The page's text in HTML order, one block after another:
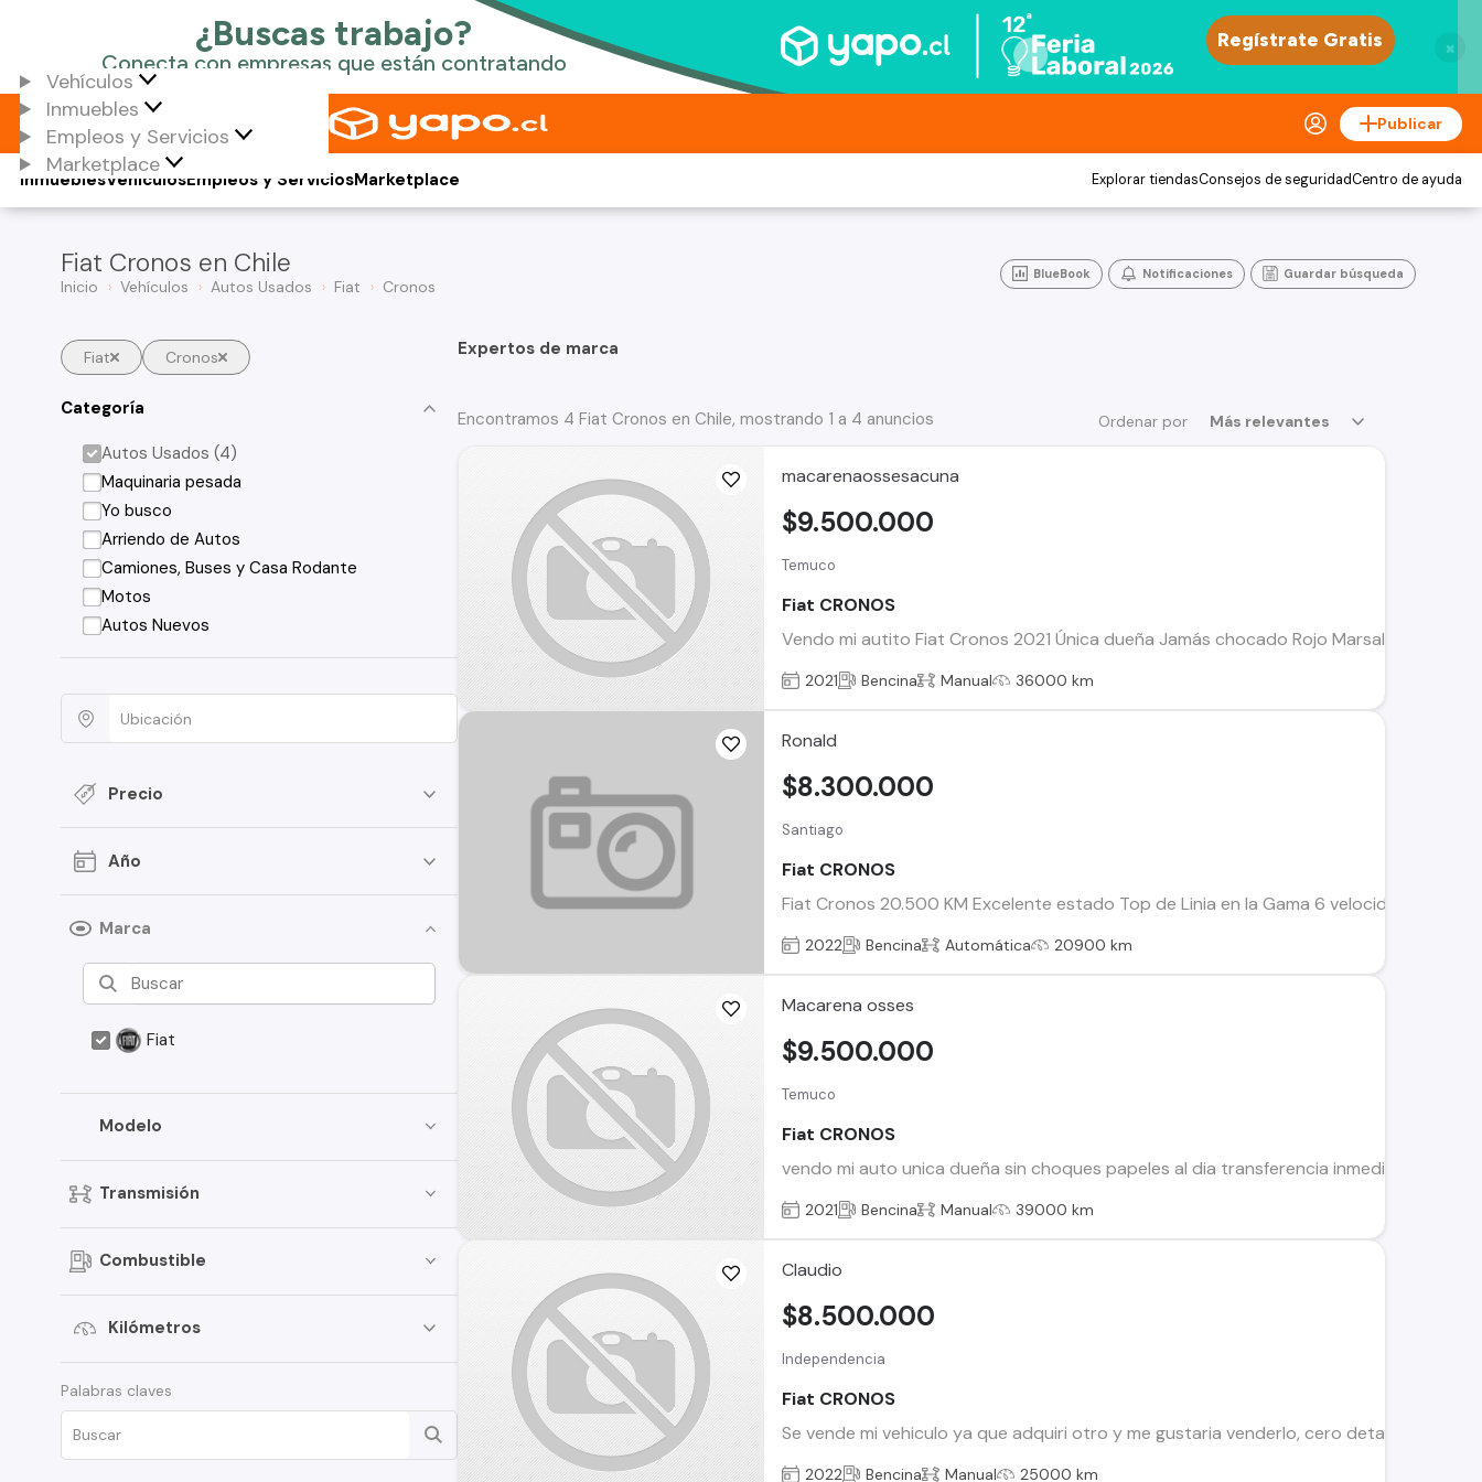
×
Vehículos
Inmuebles
Empleos y Servicios
Marketplace
Publicar
Vehículos
Inmuebles Empleos y ServiciosMarketplace Explorar tiendasConsejos de seguridadCentro de ayuda
Fiat Cronos en Chile
Inicio Vehículos Autos Usados Fiat Cronos
BlueBook Notificaciones Guardar búsqueda
Fiat Cronos
Categoría
Autos Usados (4)
Maquinaria pesada
Yo busco
Arriendo de Autos
Camiones, Buses y Casa Rodante
Motos
Autos Nuevos
Precio
Año
Marca
Fiat
Modelo
Transmisión
Combustible
Kilómetros
Palabras claves
Expertos de marca
Ordenar por Más relevantes
Encontramos 4 Fiat Cronos en Chile, mostrando 1 a 4 anuncios
macarenaossesacuna
Temuco
Fiat CRONOS
Vendo mi autito Fiat Cronos 2021 Única dueña Jamás chocado Rojo Marsala Soy de
$9.500.000
2021 Bencina Manual 36000 km
Ronald
Santiago
Fiat CRONOS
Fiat Cronos 20.500 KM Excelente estado Top de Linia en la Gama 6 velocidades
$8.300.000
2022 Bencina Automática 20900 km
Macarena osses
Temuco
Fiat CRONOS
vendo mi auto unica dueña sin choques papeles al dia transferencia inmediata, color
$9.500.000
2021 Bencina Manual 39000 km
Claudio
Independencia
Fiat CRONOS
Se vende mi vehiculo ya que adquiri otro y me gustaria venderlo, cero detalles, muy
$8.500.000
2022 Bencina Manual 25000 km